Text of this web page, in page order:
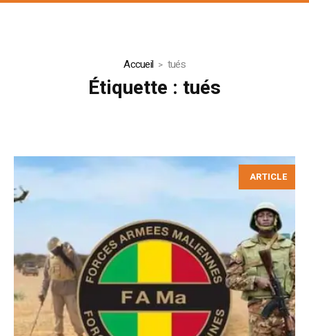
Accueil tués
Étiquette : tués
ARTICLE